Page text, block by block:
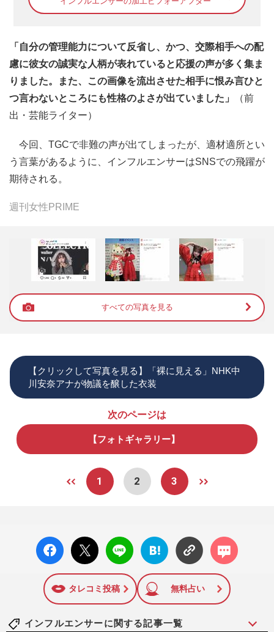
「自分の管理能力について反省し、かつ、交際相手への配
慮に彼女の誠実な人柄が表れていると応援の声が多く集ま
りました。また、この画像を流出させた相手に恨み言ひと
つ言わないところにも性格のよさが出ていました」
（前
出・芸能ライター）
今回、TGCで非難の声が出てしまったが、適材適所とい
う言葉があるように、インフルエンサーはSNSでの飛躍が
期待される。
週刊女性PRIME
すべての写真を見る
【クリックして写真を見る】「裸に見える」NHK中
川安奈アナが物議を醸した衣装
次のページは
【フォトギャラリー】
1 2 3
facebo
ok い
X ポス
ト
LINE
はてな
ブック
に追加
コメン
ト
タレコミ投稿 無料占い
インフルエンサーに関する記事一覧